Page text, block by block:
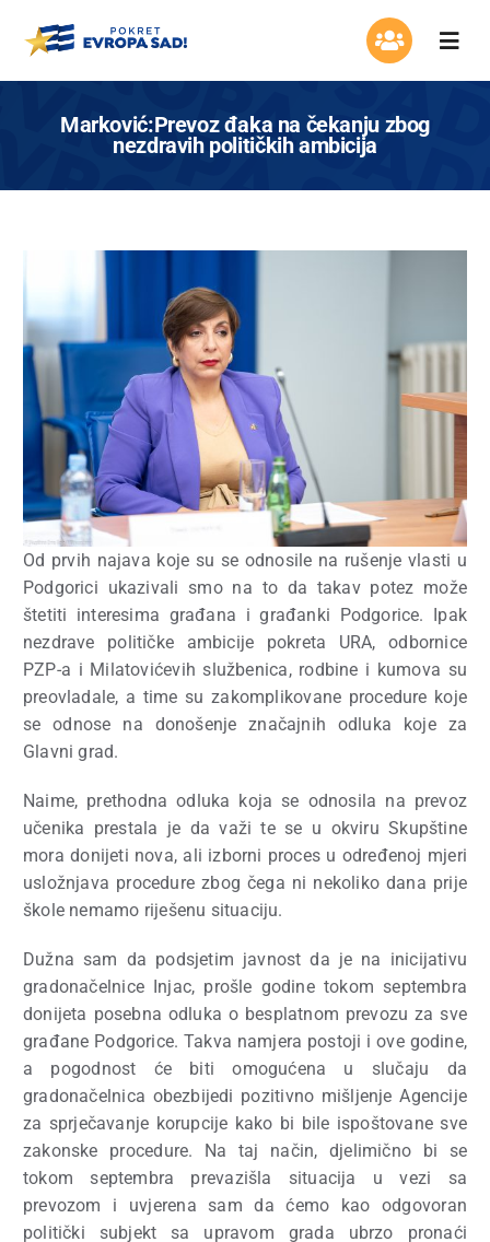
Program
Asocijacija žena
Mladi Evrope
Kontakt
Marković:Prevoz đaka na čekanju zbog
nezdravih političkih ambicija
Od prvih najava koje su se odnosile na rušenje vlasti u
Podgorici ukazivali smo na to da takav potez može
štetiti interesima građana i građanki Podgorice. Ipak
nezdrave političke ambicije pokreta URA, odbornice
PZP-a i Milatovićevih službenica, rodbine i kumova su
preovladale, a time su zakomplikovane procedure koje
se odnose na donošenje značajnih odluka koje za
Glavni grad.
Naime, prethodna odluka koja se odnosila na prevoz
učenika prestala je da važi te se u okviru Skupštine
mora donijeti nova, ali izborni proces u određenoj mjeri
usložnjava procedure zbog čega ni nekoliko dana prije
škole nemamo riješenu situaciju.
Dužna sam da podsjetim javnost da je na inicijativu
gradonačelnice Injac, prošle godine tokom septembra
donijeta posebna odluka o besplatnom prevozu za sve
građane Podgorice. Takva namjera postoji i ove godine,
a pogodnost će biti omogućena u slučaju da
gradonačelnica obezbijedi pozitivno mišljenje Agencije
za sprječavanje korupcije kako bi bile ispoštovane sve
zakonske procedure. Na taj način, djelimično bi se
tokom septembra prevazišla situacija u vezi sa
prevozom i uvjerena sam da ćemo kao odgovoran
politički subjekt sa upravom grada ubrzo pronaći